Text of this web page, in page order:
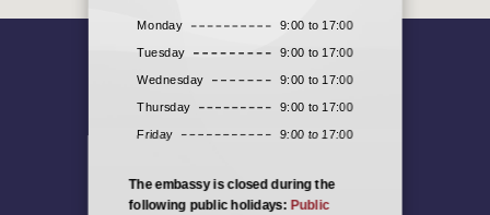
Monday
9:00 to 17:00
Tuesday
9:00 to 17:00
Wednesday
9:00 to 17:00
Thursday
9:00 to 17:00
Friday 9:00 to 17:00
The embassy is closed during the
following public holidays: Public